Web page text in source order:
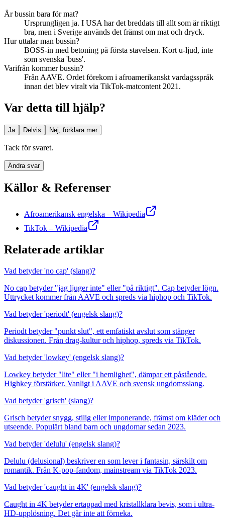
Är bussin bara för mat?
Ursprungligen ja. I USA har det breddats till allt som är riktigt
bra, men i Sverige används det främst om mat och dryck.
Hur uttalar man bussin?
BOSS-in med betoning på första stavelsen. Kort u-ljud, inte
som svenska 'buss'.
Varifrån kommer bussin?
Från AAVE. Ordet förekom i afroamerikanskt vardagsspråk
innan det blev viralt via TikTok-matcontent 2021.
Var detta till hjälp?
Ja Delvis Nej, förklara mer
Tack för svaret.
Ändra svar
Källor & Referenser
Afroamerikansk engelska – Wikipedia
TikTok – Wikipedia
Relaterade artiklar
Vad betyder 'no cap' (slang)?
No cap betyder "jag ljuger inte" eller "på riktigt". Cap betyder lögn.
Uttrycket kommer från AAVE och spreds via hiphop och TikTok.
Vad betyder 'periodt' (engelsk slang)?
Periodt betyder "punkt slut", ett emfatiskt avslut som stänger
diskussionen. Från drag-kultur och hiphop, spreds via TikTok.
Vad betyder 'lowkey' (engelsk slang)?
Lowkey betyder "lite" eller "i hemlighet", dämpar ett påstående.
Highkey förstärker. Vanligt i AAVE och svensk ungdomsslang.
Vad betyder 'grisch' (slang)?
Grisch betyder snygg, stilig eller imponerande, främst om kläder och
utseende. Populärt bland barn och ungdomar sedan 2023.
Vad betyder 'delulu' (engelsk slang)?
Delulu (delusional) beskriver en som lever i fantasin, särskilt om
romantik. Från K-pop-fandom, mainstream via TikTok 2023.
Vad betyder 'caught in 4K' (engelsk slang)?
Caught in 4K betyder ertappad med kristallklara bevis, som i ultra-
HD-upplösning. Det går inte att förneka.